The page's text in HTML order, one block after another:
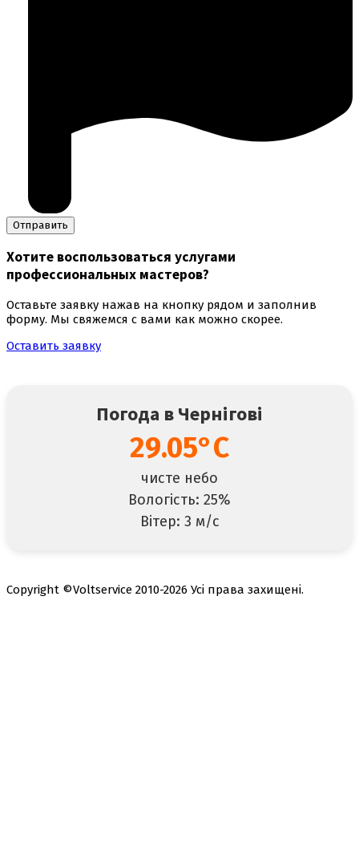
Хотите воспользоваться услугами
профессиональных мастеров?
Оставьте заявку нажав на кнопку рядом и заполнив
форму. Мы свяжемся с вами как можно скорее.
Оставить заявку
Погода в Чернігові
29.05°C
чисте небо
Вологість: 25%
Вітер: 3 м/с
Copyright ©Voltservice 2010-2026 Усі права захищені.